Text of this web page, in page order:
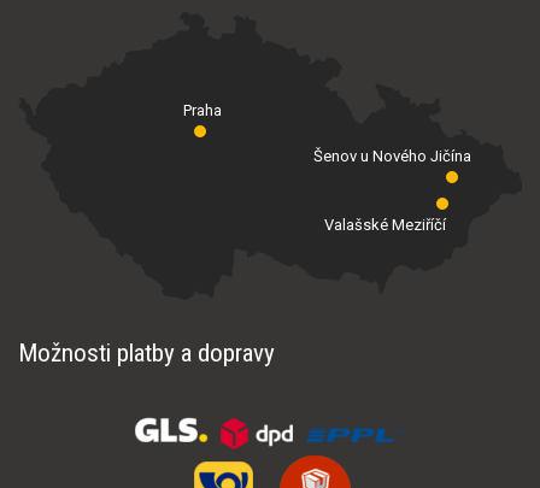
Praha
Valašské Meziříčí
Šenov u Nového Jičína
Možnosti platby a dopravy